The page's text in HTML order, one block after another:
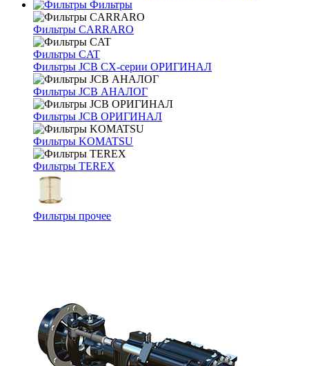
Фильтры
Фильтры CARRARO
Фильтры CAT
Фильтры JCB CX-серии ОРИГИНАЛ
Фильтры JCB АНАЛОГ
Фильтры JCB ОРИГИНАЛ
Фильтры KOMATSU
Фильтры TEREX
Фильтры прочее